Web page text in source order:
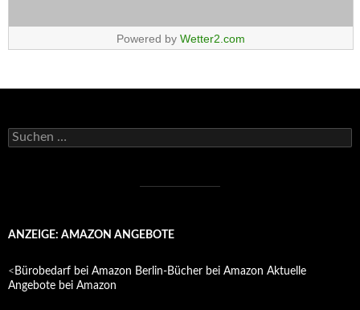
Powered by Wetter2.com
Suchen
nach:
ANZEIGE: AMAZON ANGEBOTE
< Bürobedarf bei Amazon Berlin-Bücher bei Amazon Aktuelle
Angebote bei Amazon